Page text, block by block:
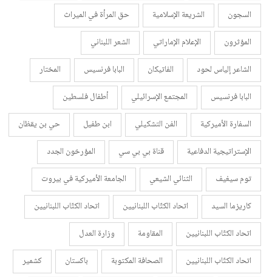
السجون
الشريعة الإسلامية
حق المرأة في الميراث
المؤثرون
الإعلام الإماراتي
الشعر اللبناني
الشاعر إلياس لحود
الفاتيكان البابا فرنسيس
المختار
البابا فرنسيس
المجتمع الإسرائيلي
أطفال فلسطين
السفارة الأميركية
الفن التشكيلي ابن طفيل
حي بن يقظان
الإستراتيجية الدفاعية
قناة بي بي سي
المؤرخون الجدد
توم سيغيف
الثنائي الشيعي
الجامعة الأميركية في بيروت
كاريزما السيد
اتحاد الكتّاب اللبنانيين
اتحاد الكتّاب اللبنانيين
اتحاد الكتّاب اللبنانيين
المقاومة
وزارة العدل
اتحاد الكتّاب اللبنانيين
الصحافة المكتوبة باكستان
كشمير